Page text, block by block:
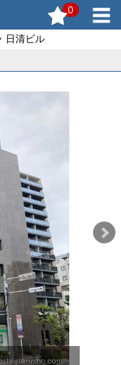
0
日清ビル